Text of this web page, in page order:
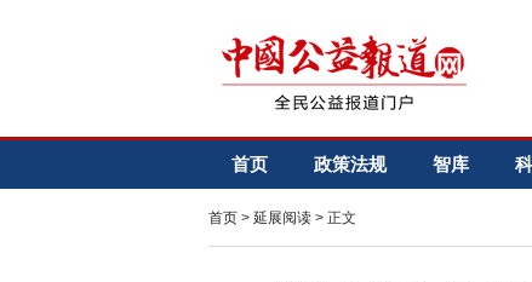
首页 政策法规 智库
首页 > 延展阅读 > 正文